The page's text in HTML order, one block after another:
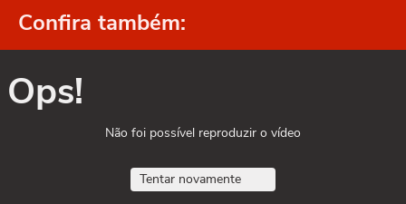
Confira também:
Ops!
Não foi possível reproduzir o vídeo
Tentar novamente